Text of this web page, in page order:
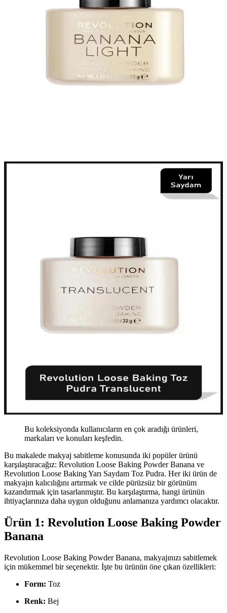
Bu koleksiyonda kullanıcıların en çok aradığı ürünleri,
markaları ve konuları keşfedin.
Bu makalede makyaj sabitleme konusunda iki popüler ürünü
karşılaştıracağız: Revolution Loose Baking Powder Banana ve
Revolution Loose Baking Yarı Saydam Toz Pudra. Her iki ürün de
makyajın kalıcılığını artırmak ve cilde pürüzsüz bir görünüm
kazandırmak için tasarlanmıştır. Bu karşılaştırma, hangi ürünün
ihtiyaçlarınıza daha uygun olduğunu anlamanıza yardımcı olacaktır.
Ürün 1: Revolution Loose Baking Powder
Banana
Revolution Loose Baking Powder Banana, makyajınızı sabitlemek
için mükemmel bir seçenektir. İşte bu ürünün öne çıkan özellikleri:
Form: Toz
Renk: Bej